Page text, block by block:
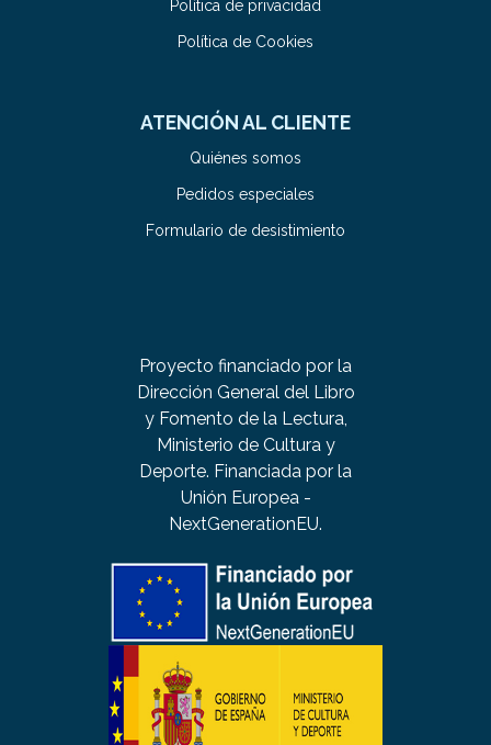
Política de privacidad
Política de Cookies
ATENCIÓN AL CLIENTE
Quiénes somos
Pedidos especiales
Formulario de desistimiento
Proyecto financiado por la
Dirección General del Libro
y Fomento de la Lectura,
Ministerio de Cultura y
Deporte. Financiada por la
Unión Europea -
NextGenerationEU.